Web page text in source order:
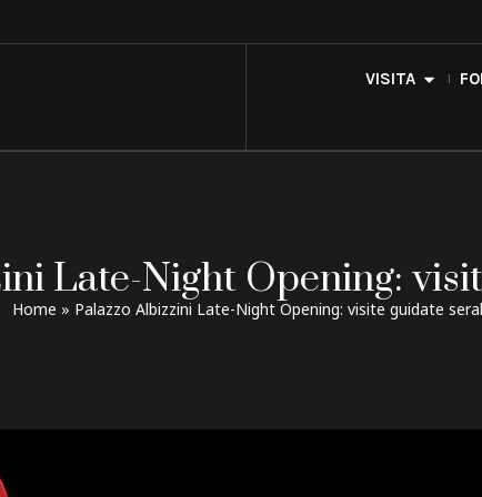
visite guidate serali -
VISITA
Late-Night Opening:
Home » Palazzo Albizzini Late-Night Opening: visite guidate